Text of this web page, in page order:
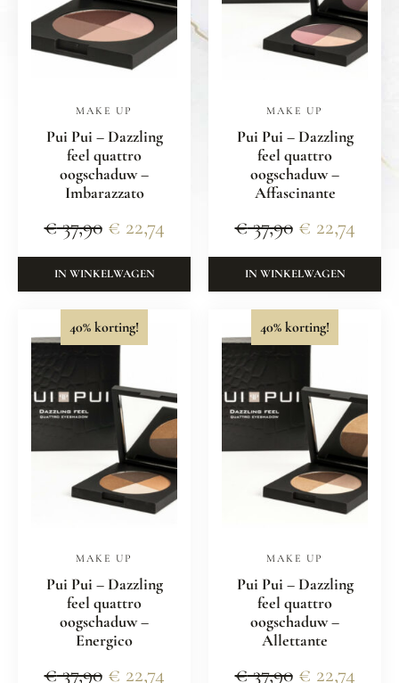
MAKE UP
Pui Pui – Dazzling
feel quattro
oogschaduw –
Imbarazzato
€37,90 € 22,74
IN WINKELWAGEN
MAKE UP
Pui Pui – Dazzling
feel quattro
oogschaduw –
Affascinante
€37,90 € 22,74
IN WINKELWAGEN
40% korting!
MAKE UP
Pui Pui – Dazzling
feel quattro
oogschaduw –
Energico
€37,90 € 22,74
40% korting!
MAKE UP
Pui Pui – Dazzling
feel quattro
oogschaduw –
Allettante
€37,90 € 22,74